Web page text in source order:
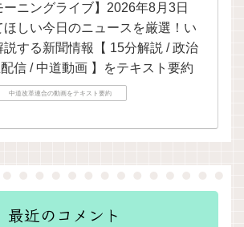
ニングライブ】2026年8月3日
ほしい今日のニュースを厳選！い
説する新聞情報【 15分解説 / 政治
信 / 中道動画 】をテキスト要約
中道改革連合の動画をテキスト要約
最近のコメント